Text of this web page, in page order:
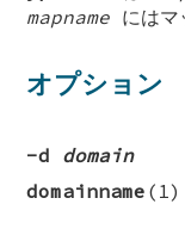
mapname にはマ
オプション
-d domain
domainname (1)